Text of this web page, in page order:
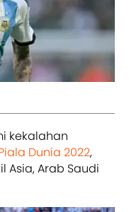
kekalahan
Dunia 2022,
Asia, Arab Saudi